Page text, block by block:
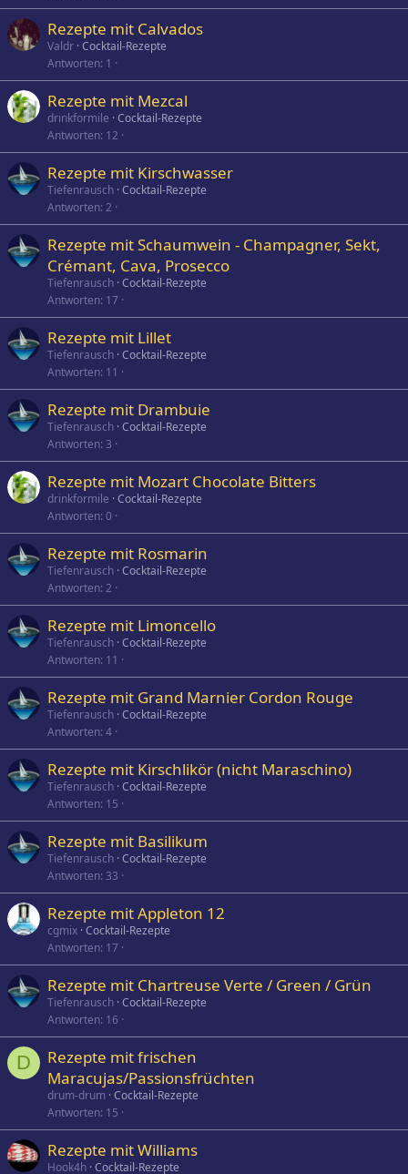
Rezepte mit Calvados
Valdr Cocktail-Rezepte
Antworten 1
Rezepte mit Mezcal
drinkformile Cocktail-Rezepte
Antworten 12
Rezepte mit Kirschwasser
Tiefenrausch Cocktail-Rezepte
Antworten 2
Rezepte mit Schaumwein - Champagner, Sekt,
Crémant, Cava, Prosecco
Tiefenrausch Cocktail-Rezepte
Antworten 17
Rezepte mit Lillet
Tiefenrausch Cocktail-Rezepte
Antworten 11
Rezepte mit Drambuie
Tiefenrausch Cocktail-Rezepte
Antworten 3
Rezepte mit Mozart Chocolate Bitters
drinkformile Cocktail-Rezepte
Antworten 0
Rezepte mit Rosmarin
Tiefenrausch Cocktail-Rezepte
Antworten 2
Rezepte mit Limoncello
Tiefenrausch Cocktail-Rezepte
Antworten 11
Rezepte mit Grand Marnier Cordon Rouge
Tiefenrausch Cocktail-Rezepte
Antworten 4
Rezepte mit Kirschlikör (nicht Maraschino)
Tiefenrausch Cocktail-Rezepte
Antworten 15
Rezepte mit Basilikum
Tiefenrausch Cocktail-Rezepte
Antworten 33
Rezepte mit Appleton 12
cgmix Cocktail-Rezepte
Antworten 17
Rezepte mit Chartreuse Verte / Green / Grün
Tiefenrausch Cocktail-Rezepte
Antworten 16
D
Rezepte mit frischen
Maracujas/Passionsfrüchten
drum-drum Cocktail-Rezepte
Antworten 15
Rezepte mit Williams
Hook4h Cocktail-Rezepte